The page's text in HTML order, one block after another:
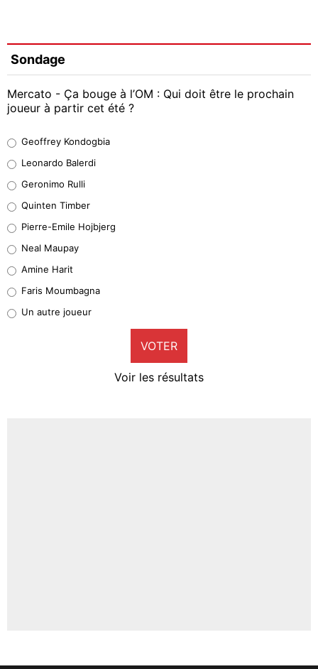
Sondage
Mercato - Ça bouge à l’OM : Qui doit être le prochain
joueur à partir cet été ?
38%
32%
4%
1%
9%
Geoffrey Kondogbia
Leonardo Balerdi
Geronimo Rulli
Quinten Timber
Pierre-Emile Hojbjerg
Neal Maupay
Amine Harit
Faris Moumbagna
Un autre joueur
VOTER
Voir les résultats